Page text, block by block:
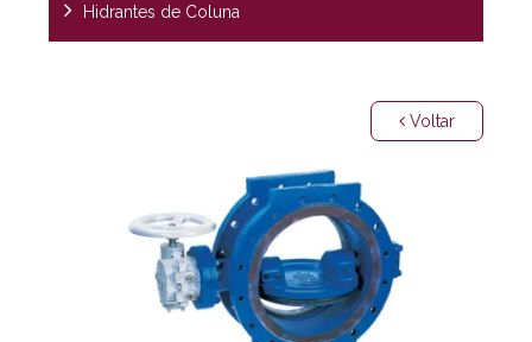
Hidrantes de Coluna
Voltar